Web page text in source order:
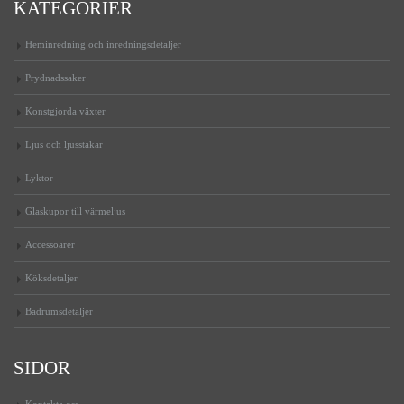
KATEGORIER
Heminredning och inredningsdetaljer
Prydnadssaker
Konstgjorda växter
Ljus och ljusstakar
Lyktor
Glaskupor till värmeljus
Accessoarer
Köksdetaljer
Badrumsdetaljer
SIDOR